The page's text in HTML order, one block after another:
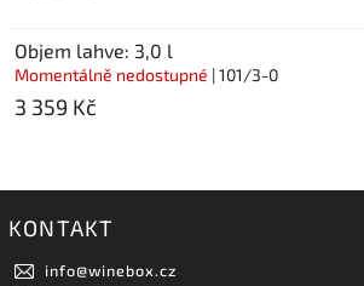
Objem lahve: 3,0 l
Momentálně nedostupné | 101/3-0
3 359 Kč
KONTAKT
info@winebox.cz